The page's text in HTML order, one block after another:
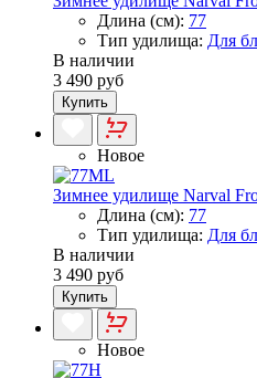
Длина (см): 77
Тип удилища: Для
В наличии
3 490 руб
Купить
Новое
Зимнее удилище Narval
Длина (см): 77
Тип удилища: Для
В наличии
3 490 руб
Купить
Новое